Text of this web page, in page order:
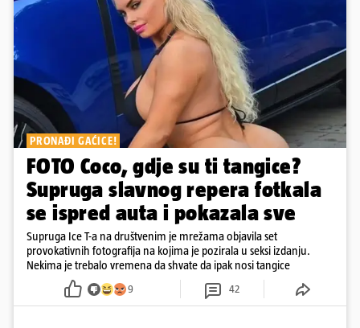
PRONAĐI GAĆICE!
FOTO Coco, gdje su ti tangice?
Supruga slavnog repera fotkala
se ispred auta i pokazala sve
Supruga Ice T-a na društvenim je mrežama objavila set
provokativnih fotografija na kojima je pozirala u seksi izdanju.
Nekima je trebalo vremena da shvate da ipak nosi tangice
9 42